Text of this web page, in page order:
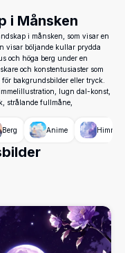
i Månsken
i månsken, som visar en
visar böljande kullar prydda
och höga berg under en
och konstentusiaster som
bakgrundsbilder eller tryck.
lugn dal-konst,
strålande fullmåne,
Berg Anime Himmel